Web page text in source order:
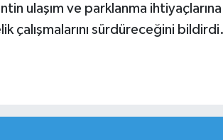
ulaşım ve parklanma ihtiyaçlarına
çalışmalarını sürdüreceğini bildirdi.